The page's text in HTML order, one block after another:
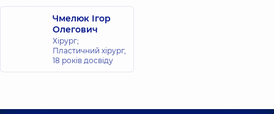
Чмелюк Ігор
Олегович
Хірург;
Пластичний хірург,
18 років досвіду